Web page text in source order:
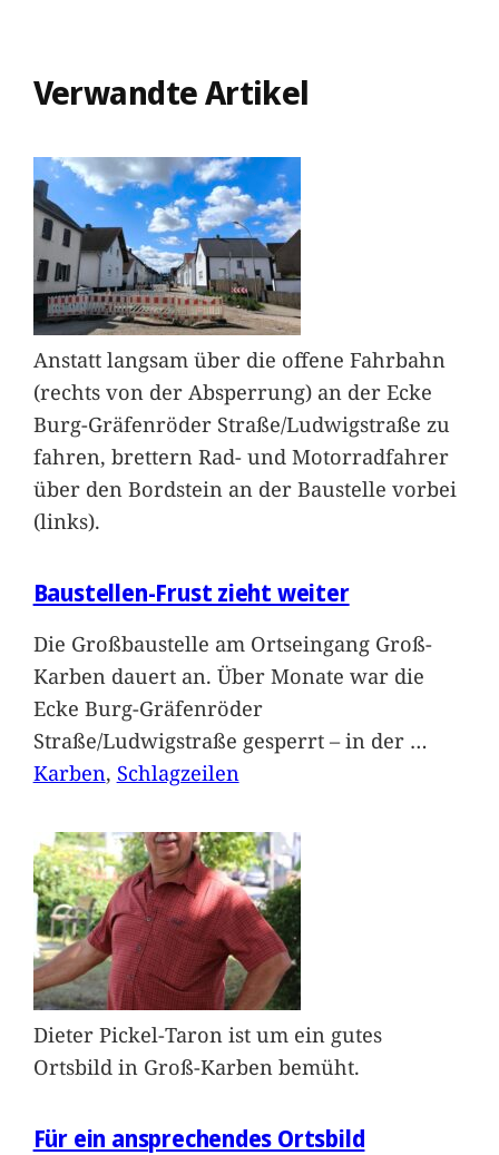
Verwandte Artikel
Anstatt langsam über die offene Fahrbahn
(rechts von der Absperrung) an der Ecke
Burg-Gräfenröder Straße/Ludwigstraße zu
fahren, brettern Rad- und Motorradfahrer
über den Bordstein an der Baustelle vorbei
(links).
Baustellen-Frust zieht weiter
Die Großbaustelle am Ortseingang Groß-
Karben dauert an. Über Monate war die
Ecke Burg-Gräfenröder
Straße/Ludwigstraße gesperrt – in der …
Karben, Schlagzeilen
Dieter Pickel-Taron ist um ein gutes
Ortsbild in Groß-Karben bemüht.
Für ein ansprechendes Ortsbild